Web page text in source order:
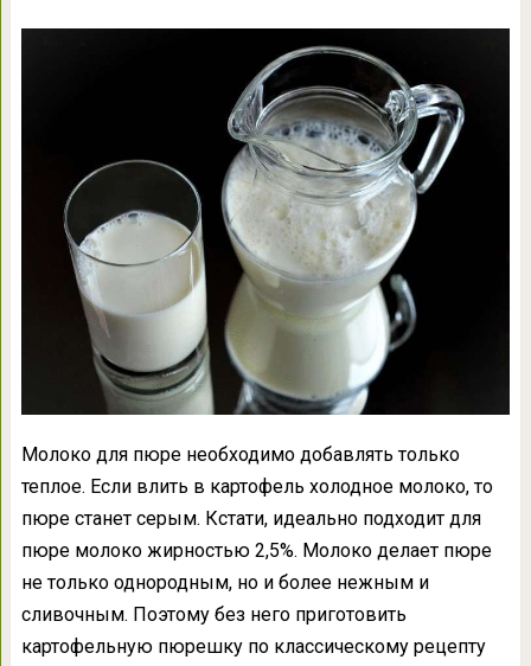
Молоко для пюре необходимо добавлять только
теплое. Если влить в картофель холодное молоко, то
пюре станет серым. Кстати, идеально подходит для
пюре молоко жирностью 2,5%. Молоко делает пюре
не только однородным, но и более нежным и
сливочным. Поэтому без него приготовить
картофельную пюрешку по классическому рецепту